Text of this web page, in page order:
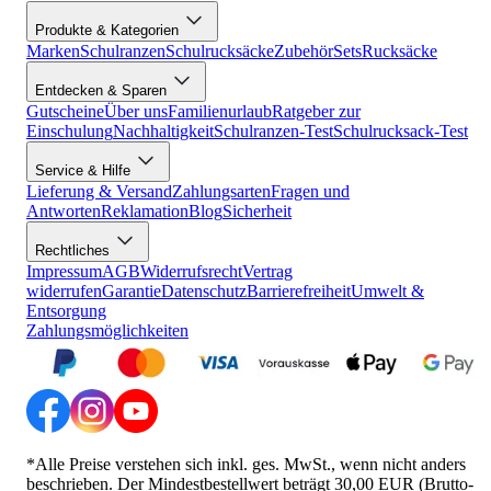
Produkte & Kategorien
MarkenSchulranzenSchulrucksäckeZubehörSetsRucksäcke
Entdecken & Sparen
GutscheineÜber unsFamilienurlaubRatgeber zur
EinschulungNachhaltigkeitSchulranzen-TestSchulrucksack-Test
Service & Hilfe
Lieferung & VersandZahlungsartenFragen und
AntwortenReklamationBlogSicherheit
Rechtliches
ImpressumAGBWiderrufsrechtVertrag
widerrufenGarantieDatenschutzBarrierefreiheitUmwelt &
Entsorgung
Zahlungsmöglichkeiten
*Alle Preise verstehen sich inkl. ges. MwSt., wenn nicht anders
beschrieben. Der Mindestbestellwert beträgt 30,00 EUR (Brutto-